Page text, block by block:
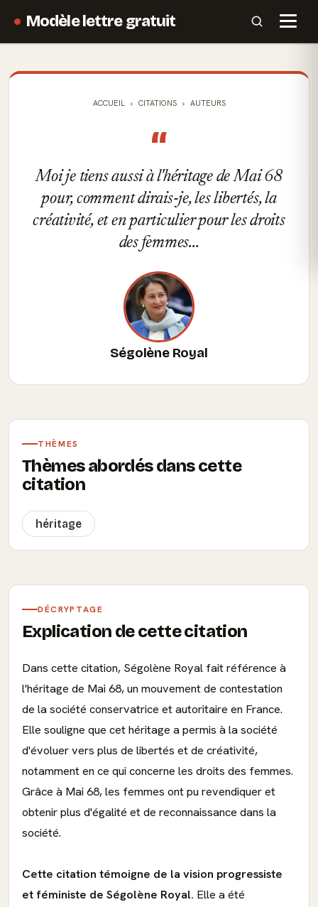
Modèle lettre gratuit
ACCUEIL CITATIONS AUTEURS
“
Moi je tiens aussi à l'héritage de Mai 68
pour, comment dirais-je, les libertés, la
créativité, et en particulier pour les droits
des femmes...
Ségolène Royal
THÈMES
Thèmes abordés dans cette
citation
héritage
DÉCRYPTAGE
Explication de cette citation
Dans cette citation, Ségolène Royal fait référence à
l'héritage de Mai 68, un mouvement de contestation
de la société conservatrice et autoritaire en France.
Elle souligne que cet héritage a permis à la société
d'évoluer vers plus de libertés et de créativité,
notamment en ce qui concerne les droits des femmes.
Grâce à Mai 68, les femmes ont pu revendiquer et
obtenir plus d'égalité et de reconnaissance dans la
société.
Cette citation témoigne de la vision progressiste
et féministe de Ségolène Royal. Elle a été